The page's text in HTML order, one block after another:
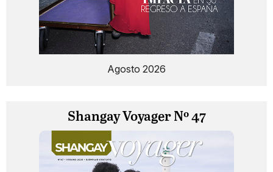
Agosto 2026
Shangay Voyager Nº 47